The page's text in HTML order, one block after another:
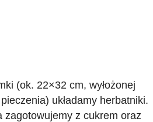
(ok. 22×32 cm, wyłożonej
układamy herbatniki.
zagotowujemy z cukrem oraz